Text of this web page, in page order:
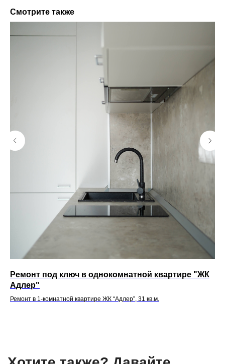
Смотрите также
Ремонт под ключ в однокомнатной квартире "ЖК
Адлер"
Ремонт в 1-комнатной квартире ЖК “Адлер”, 31 кв.м.
Хотите также? Давайте
обсудим ваш проект
вам в течение нескольких часов для обсуждения